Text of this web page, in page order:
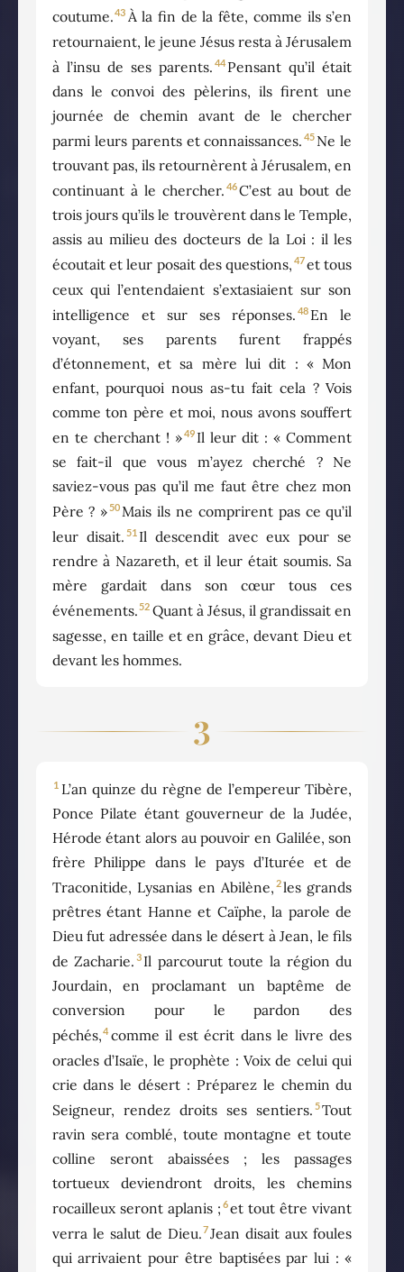
coutume.43 À la fin de la fête, comme ils s’en
retournaient, le jeune Jésus resta à Jérusalem
à l’insu de ses parents. 44 Pensant qu’il était
dans le convoi des pèlerins, ils firent une
journée de chemin avant de le chercher
parmi leurs parents et connaissances. 45 Ne le
trouvant pas, ils retournèrent à Jérusalem, en
continuant à le chercher. 46C’est au bout de
trois jours qu’ils le trouvèrent dans le Temple,
assis au milieu des docteurs de la Loi : il les
écoutait et leur posait des questions, 47et tous
ceux qui l’entendaient s’extasiaient sur son
intelligence et sur ses réponses. 48 En le
voyant, ses parents furent frappés
d’étonnement, et sa mère lui dit : « Mon
enfant, pourquoi nous as-tu fait cela ? Vois
comme ton père et moi, nous avons souffert
en te cherchant ! »49 Il leur dit : « Comment
se fait-il que vous m’ayez cherché ? Ne
saviez-vous pas qu’il me faut être chez mon
Père ? »50Mais ils ne comprirent pas ce qu’il
leur disait. 51 Il descendit avec eux pour se
rendre à Nazareth, et il leur était soumis. Sa
mère gardait dans son cœur tous ces
événements.52 Quant à Jésus, il grandissait en
sagesse, en taille et en grâce, devant Dieu et
devant les hommes.
3
1 L’an quinze du règne de l’empereur Tibère,
Ponce Pilate étant gouverneur de la Judée,
Hérode étant alors au pouvoir en Galilée, son
frère Philippe dans le pays d’Iturée et de
Traconitide, Lysanias en Abilène, 2les grands
prêtres étant Hanne et Caïphe, la parole de
Dieu fut adressée dans le désert à Jean, le fils
de Zacharie. 3 Il parcourut toute la région du
Jourdain, en proclamant un baptême de
conversion pour le pardon des
péchés,4 comme il est écrit dans le livre des
oracles d’Isaïe, le prophète : Voix de celui qui
crie dans le désert : Préparez le chemin du
Seigneur, rendez droits ses sentiers. 5Tout
ravin sera comblé, toute montagne et toute
colline seront abaissées ; les passages
tortueux deviendront droits, les chemins
rocailleux seront aplanis ; 6et tout être vivant
verra le salut de Dieu.7Jean disait aux foules
qui arrivaient pour être baptisées par lui : «